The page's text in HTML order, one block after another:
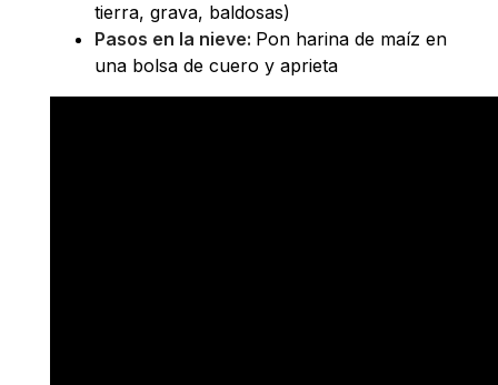
tierra, grava, baldosas)
Pasos en la nieve: Pon harina de maíz en
una bolsa de cuero y aprieta